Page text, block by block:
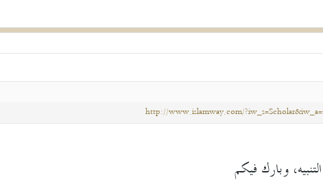
http://www.islamway.com/
وبارك فيكم